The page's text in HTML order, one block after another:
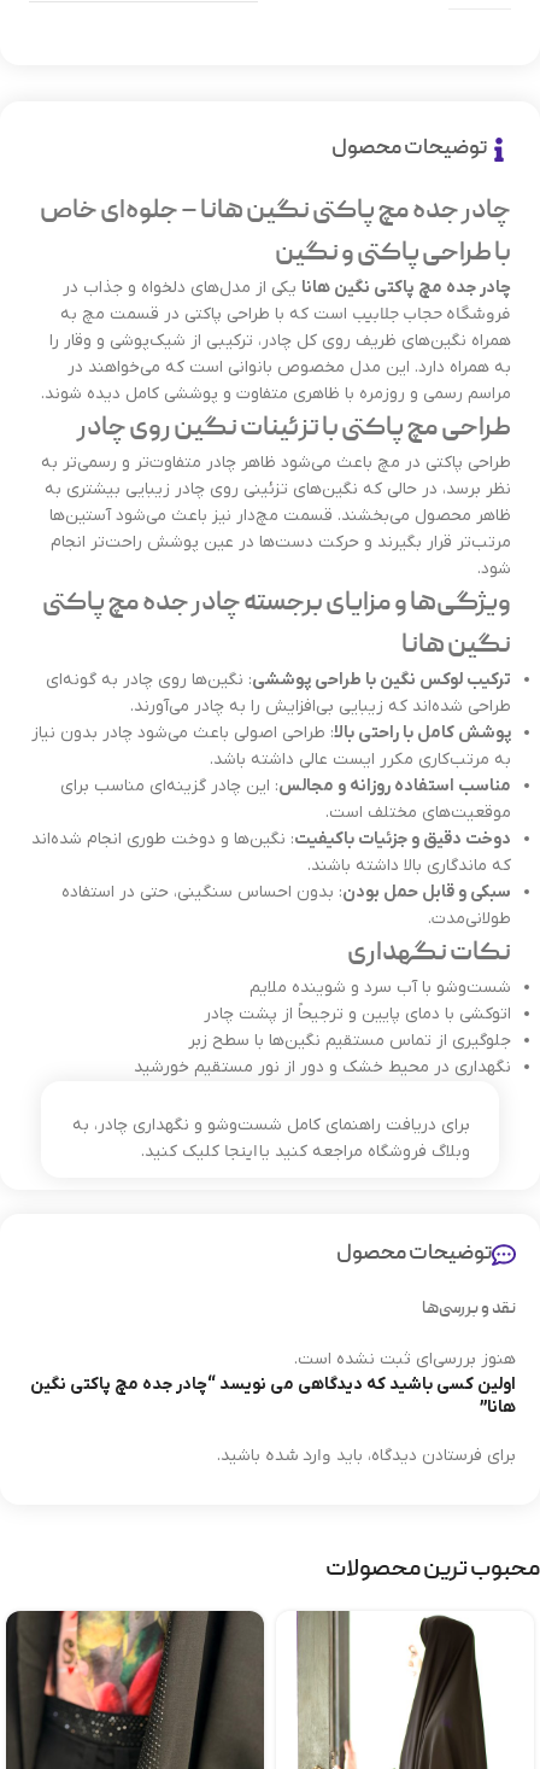
توضیحات محصول
چادر جده مچ پاکتی نگین هانا – جلوه‌ای خاص
با طراحی پاکتی و نگین
چادر جده مچ پاکتی نگین هانا یکی از مدل‌های دلخواه و جذاب در
فروشگاه حجاب جلابیب است که با طراحی پاکتی در قسمت مچ به
همراه نگین‌های ظریف روی کل چادر، ترکیبی از شیک‌پوشی و وقار را
به همراه دارد. این مدل مخصوص بانوانی است که می‌خواهند در
مراسم رسمی و روزمره با ظاهری متفاوت و پوششی کامل دیده شوند.
طراحی مچ پاکتی با تزئینات نگین روی چادر
طراحی پاکتی در مچ باعث می‌شود ظاهر چادر متفاوت‌تر و رسمی‌تر به
نظر برسد، در حالی که نگین‌های تزئینی روی چادر زیبایی بیشتری به
ظاهر محصول می‌بخشند. قسمت مچ‌دار نیز باعث می‌شود آستین‌ها
مرتب‌تر قرار بگیرند و حرکت دست‌ها در عین پوشش راحت‌تر انجام
شود.
ویژگی‌ها و مزایای برجسته چادر جده مچ پاکتی
نگین هانا
ترکیب لوکس نگین با طراحی پوششی: نگین‌ها روی چادر به گونه‌ای
طراحی شده‌اند که زیبایی بی‌افزایش را به چادر می‌آورند.
پوشش کامل با راحتی بالا: طراحی اصولی باعث می‌شود چادر بدون نیاز
به مرتب‌کاری مکرر ایست عالی داشته باشد.
مناسب استفاده روزانه و مجالس: این چادر گزینه‌ای مناسب برای
موقعیت‌های مختلف است.
دوخت دقیق و جزئیات باکیفیت: نگین‌ها و دوخت طوری انجام شده‌اند
که ماندگاری بالا داشته باشند.
سبکی و قابل حمل بودن: بدون احساس سنگینی، حتی در استفاده
طولانی‌مدت.
نکات نگهداری
شست‌وشو با آب سرد و شوینده ملایم
اتوکشی با دمای پایین و ترجیحاً از پشت چادر
جلوگیری از تماس مستقیم نگین‌ها با سطح زبر
نگهداری در محیط خشک و دور از نور مستقیم خورشید
برای دریافت راهنمای کامل شست‌وشو و نگهداری چادر، به
وبلاگ فروشگاه مراجعه کنید یااینجا کلیک کنید.
توضیحات محصول
نقد و بررسی‌ها
هنوز بررسی‌ای ثبت نشده است.
اولین کسی باشید که دیدگاهی می نویسد “چادر جده مچ پاکتی نگین
هانا”
برای فرستادن دیدگاه، باید وارد شده باشید.
محبوب ترین محصولات